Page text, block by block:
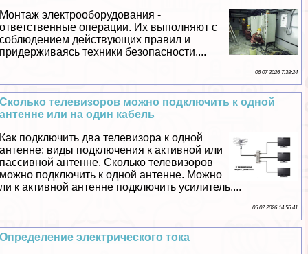
Монтаж электрооборудования -
ответственные операции. Их выполняют с
соблюдением действующих правил и
придерживаясь техники безопасности....
06 07 2026 7:38:24
Сколько телевизоров можно подключить к одной
антенне или на один кабель
Как подключить два телевизора к одной
антенне: виды подключения к активной или
пассивной антенне. Сколько телевизоров
можно подключить к одной антенне. Можно
ли к активной антенне подключить усилитель....
05 07 2026 14:56:41
Определение электрического тока